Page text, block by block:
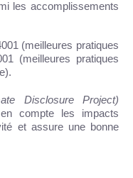
les accomplissements
(meilleures pratiques
(meilleures pratiques
Disclosure Project)
compte les impacts
et assure une bonne